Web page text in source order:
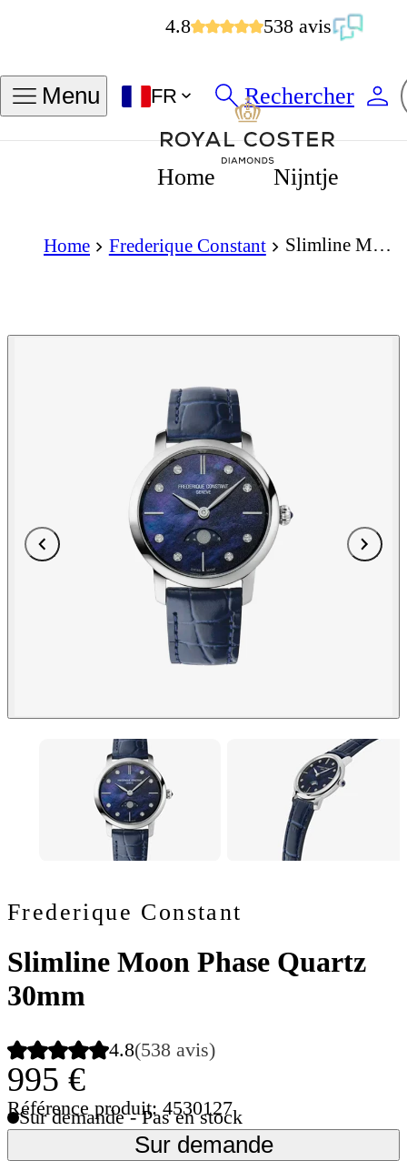
4.8 538 avis
Menu FR Rechercher
Home Nijntje
Home Frederique Constant
Frederique Constant
Slimline Moon Phase Quartz
30mm
4.8(538 avis)
995 €
Référence produit: 4530127
Sur demande - Pas en stock
Sur demande